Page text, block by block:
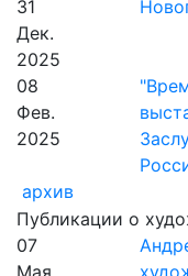
31
Дек.
2025
08
Фев.
2025
архив
Публикации о
07